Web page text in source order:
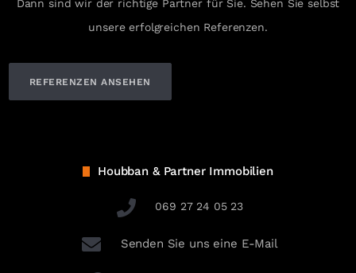
Dann sind wir der richtige Partner für Sie. Sehen Sie selbst
unsere erfolgreichen Referenzen.
REFERENZEN ANSEHEN
Houbban & Partner Immobilien
069 27 24 05 23
Senden Sie uns eine E-Mail